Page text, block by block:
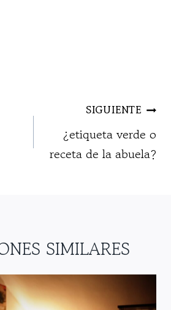
SIGUIENTE
¿etiqueta verde o
receta de la abuela?
SIMILARES